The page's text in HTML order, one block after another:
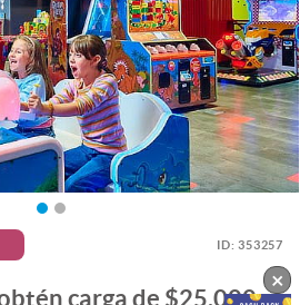
ID:353257
carga de $25.000 +
×